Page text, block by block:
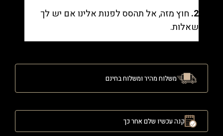
2. חוץ מזה, אל תהסס לפנות אלינו אם יש לך
שאלות.
משלוח מהיר ומשלוח בחינם
קנה עכשיו שלם אחר כך